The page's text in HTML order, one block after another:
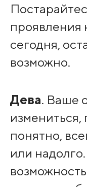
проявления
сегодня,
возможно.
Дева. Ваше
измениться,
понятно,
или